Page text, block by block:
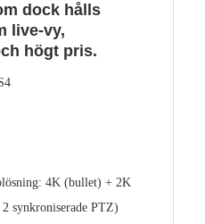
dock hålls
live-vy,
högt pris.
4K (bullet) + 2K
synkroniserade PTZ)